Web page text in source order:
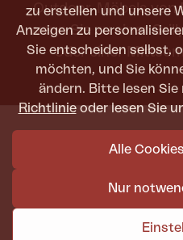
zu erstellen und unsere
Anzeigen zu
Sie entscheiden selbst,
möchten, und Sie
ändern. Bitte lesen Sie
Richtlinieoder lesen Sie
Alle
Nur
Outdoor-Möbels von
wenn Sie zu einer
oder einer